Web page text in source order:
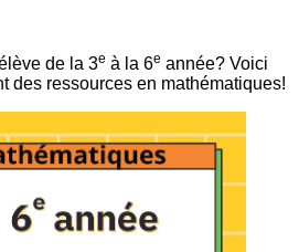
de la 3e à la 6e année? Voici
des ressources en mathématiques!